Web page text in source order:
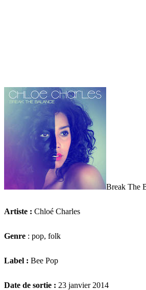
Break The
Artiste : Chloé Charles
Genre : pop, folk
Label : Bee Pop
Date de sortie : 23 janvier 2014